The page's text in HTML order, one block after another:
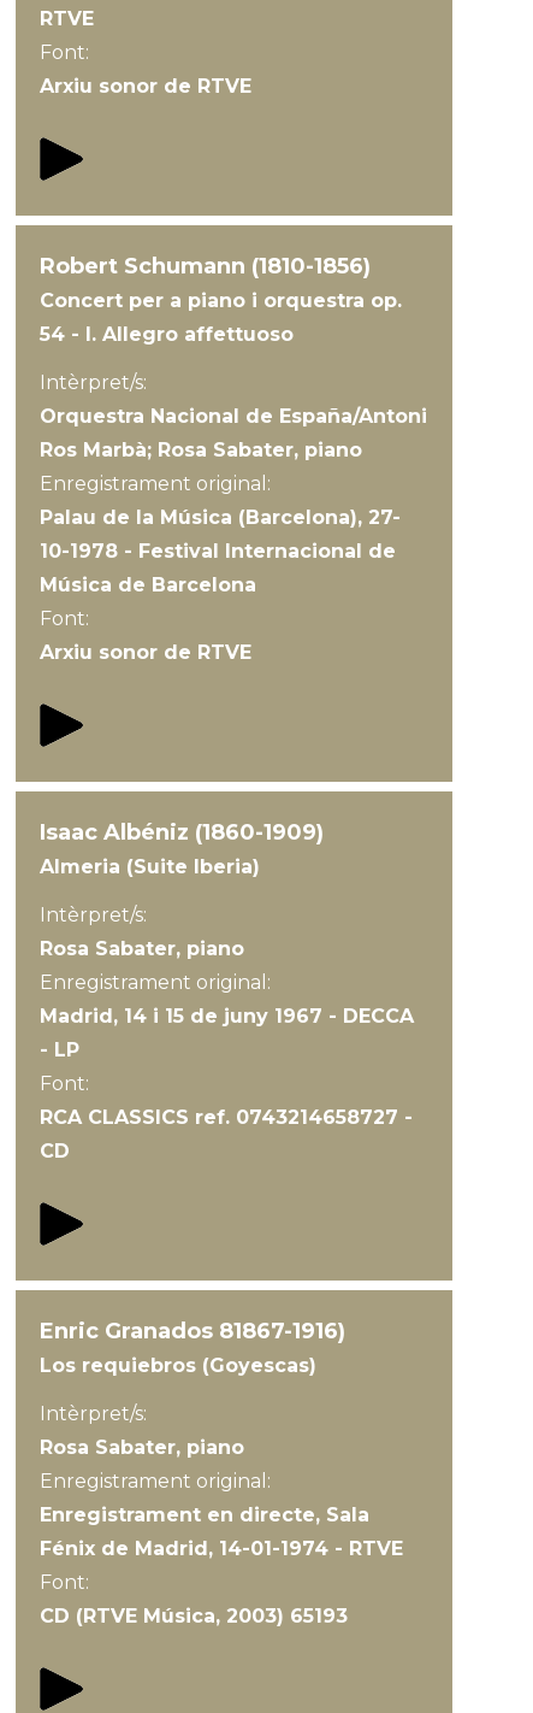
RTVE
Font:
Arxiu sonor de RTVE
Robert Schumann (1810-1856)
Concert per a piano i orquestra op.
54 - I. Allegro affettuoso
Intèrpret/s:
Orquestra Nacional de España/Antoni
Ros Marbà; Rosa Sabater, piano
Enregistrament original:
Palau de la Música (Barcelona), 27-
10-1978 - Festival Internacional de
Música de Barcelona
Font:
Arxiu sonor de RTVE
Isaac Albéniz (1860-1909)
Almeria (Suite Iberia)
Intèrpret/s:
Rosa Sabater, piano
Enregistrament original:
Madrid, 14 i 15 de juny 1967 - DECCA
- LP
Font:
RCA CLASSICS ref. 0743214658727 -
CD
Enric Granados 81867-1916)
Los requiebros (Goyescas)
Intèrpret/s:
Rosa Sabater, piano
Enregistrament original:
Enregistrament en directe, Sala
Fénix de Madrid, 14-01-1974 - RTVE
Font:
CD (RTVE Música, 2003) 65193